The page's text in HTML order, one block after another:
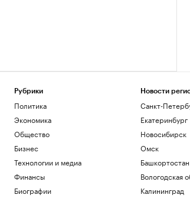
Рубрики
Политика
Экономика
Общество
Бизнес
Технологии и медиа
Финансы
Биографии
Новости
Санкт-
Екатеринбург
Новосибирск
Омск
Башкортостан
Вологодская
Калининград